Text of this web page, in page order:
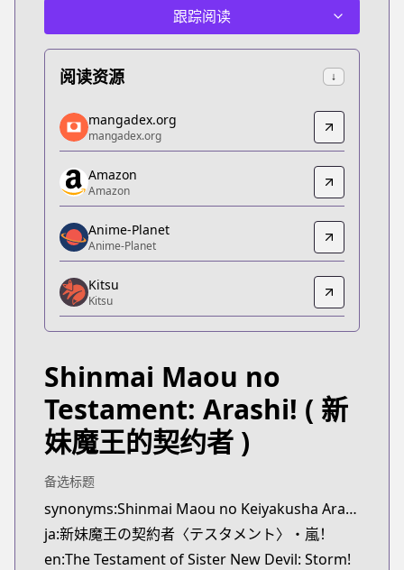
跟踪阅读
阅读资源 ↓
mangadex.org
mangadex.org
https://mangadex.org/title/906bc40b-1b69-4bb2-
Amazon
Amazon
https://www.amazon.co.jp/gp/product/
Anime-Planet
Anime-Planet
https://www.anime-planet.com/manga/the-
Kitsu
Kitsu
MangaUpdates
MangaUpdates
https://www.mangaupdates.com/
Official English
Official English
http://www.sevenseasentertainment.com/
mangadex.org
mangadex.org
Amazon
Amazon
Anime-Planet
Anime-Planet
Kitsu
Kitsu
Shinmai Maou no
Testament: Arashi! ( 新
妹魔王的契约者 )
备选标题
synonyms:Shinmai Maou no Keiyakusha Arashi
ja:新妹魔王の契約者〈テスタメント〉・嵐！
en:The Testament of Sister New Devil: Storm!